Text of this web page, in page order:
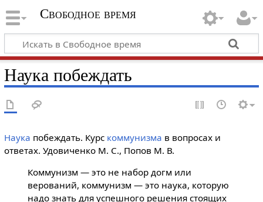
Свободное время
Наука побеждать
Наука побеждать. Курс коммунизма в вопросах и
ответах. Удовиченко М. С., Попов М. В.
Коммунизм — это не набор догм или
верований, коммунизм — это наука, которую
надо знать для успешного решения стоящих